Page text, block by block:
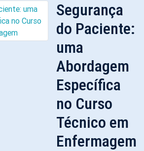
Segurança
do Paciente:
uma
Abordagem
Específica
no Curso
Técnico em
Enfermagem